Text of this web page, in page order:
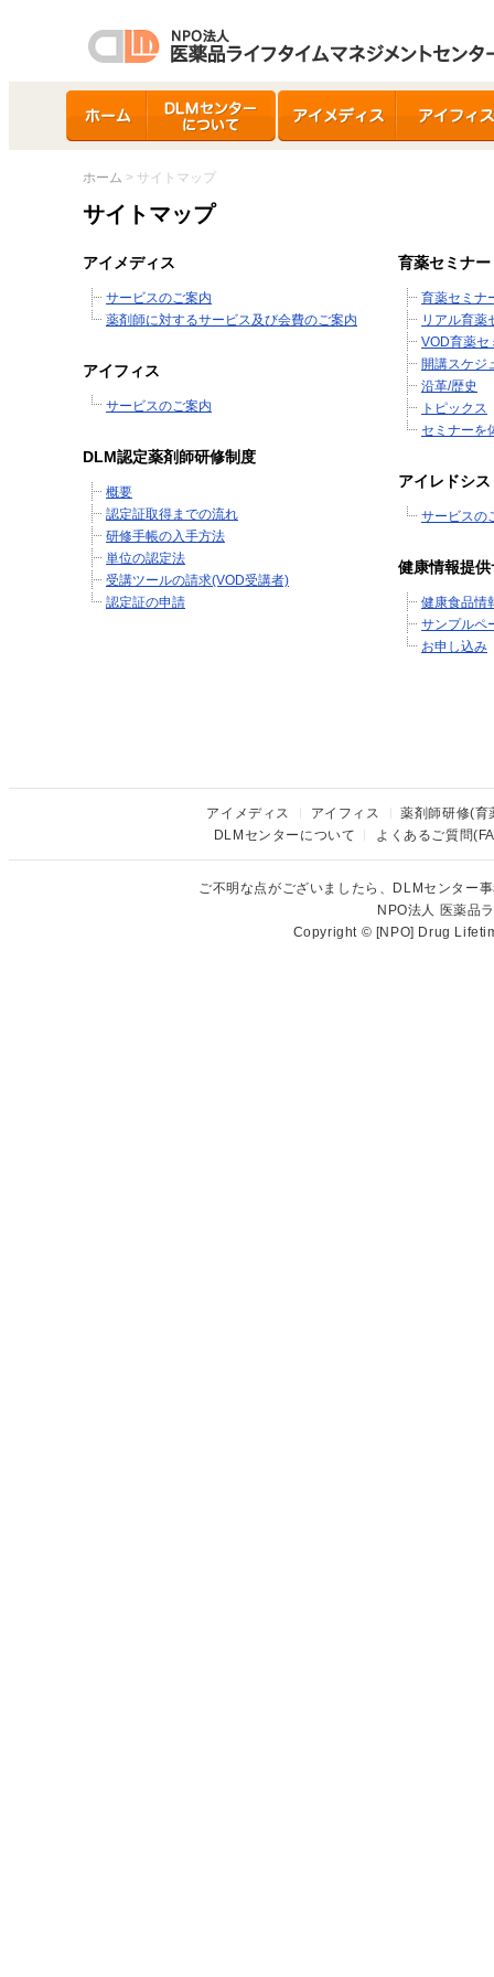
て
ホーム > サイトマップ
サイトマップ
アイメディス
サービスのご案内
薬剤師に対するサービス及び会費のご案内
アイフィス
サービスのご案内
DLM認定薬剤師研修制度
概要
認定証取得までの流れ
研修手帳の入手方法
単位の認定法
受講ツールの請求(VOD受講者)
認定証の申請
育薬セミナー
育薬セミナ
リアル育薬
VOD育薬セ
開講スケジ
沿革/歴史
トピックス
セミナーを
アイレドシス
サービスの
健康情報提
健康食品情
サンプルペ
お申し込み
アイメディス アイフィス
薬剤師研修(育
DLMセンターについて
よくあるご質問
ご不明な点がございましたら、DLMセンター
NPO法人 医薬品
Copyright © [NPO] Drug